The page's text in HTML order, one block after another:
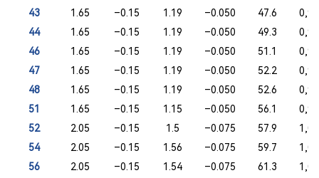
43
1.65 –0.15 1.19 –0.050 47.6
44
1.65 –0.15 1.19 –0.050 49.3
46
1.65 –0.15 1.19 –0.050 51.1
47
1.65 –0.15 1.19 –0.050 52.2
48
1.65 –0.15 1.19 –0.050 52.6
51
1.65 –0.15 1.15 –0.050 56.1
52
2.05 –0.15 1.5 –0.075 57.9
54
2.05 –0.15 1.56 –0.075 59.7
56
2.05 –0.15 1.54 –0.075 61.3